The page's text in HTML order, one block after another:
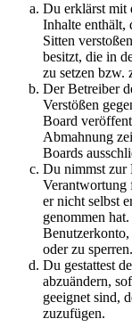
Du erklärst mit
Inhalte enthält,
Sitten
besitzt, die in
zu setzen bzw.
Der Betreiber
Verstößen
Board
Abmahnung
Boards
Du nimmst zur
Verantwortung
er nicht selbst
genommen
oder zu sperren.
Du gestattest
abzuändern,
geeignet sind,
zuzufügen.